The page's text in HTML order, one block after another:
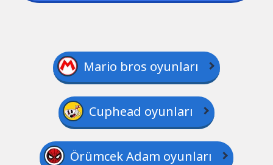
Mario bros oyunları
Cuphead oyunları
Örümcek Adam oyunları